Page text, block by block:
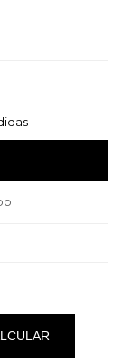
ALTERAR CEP